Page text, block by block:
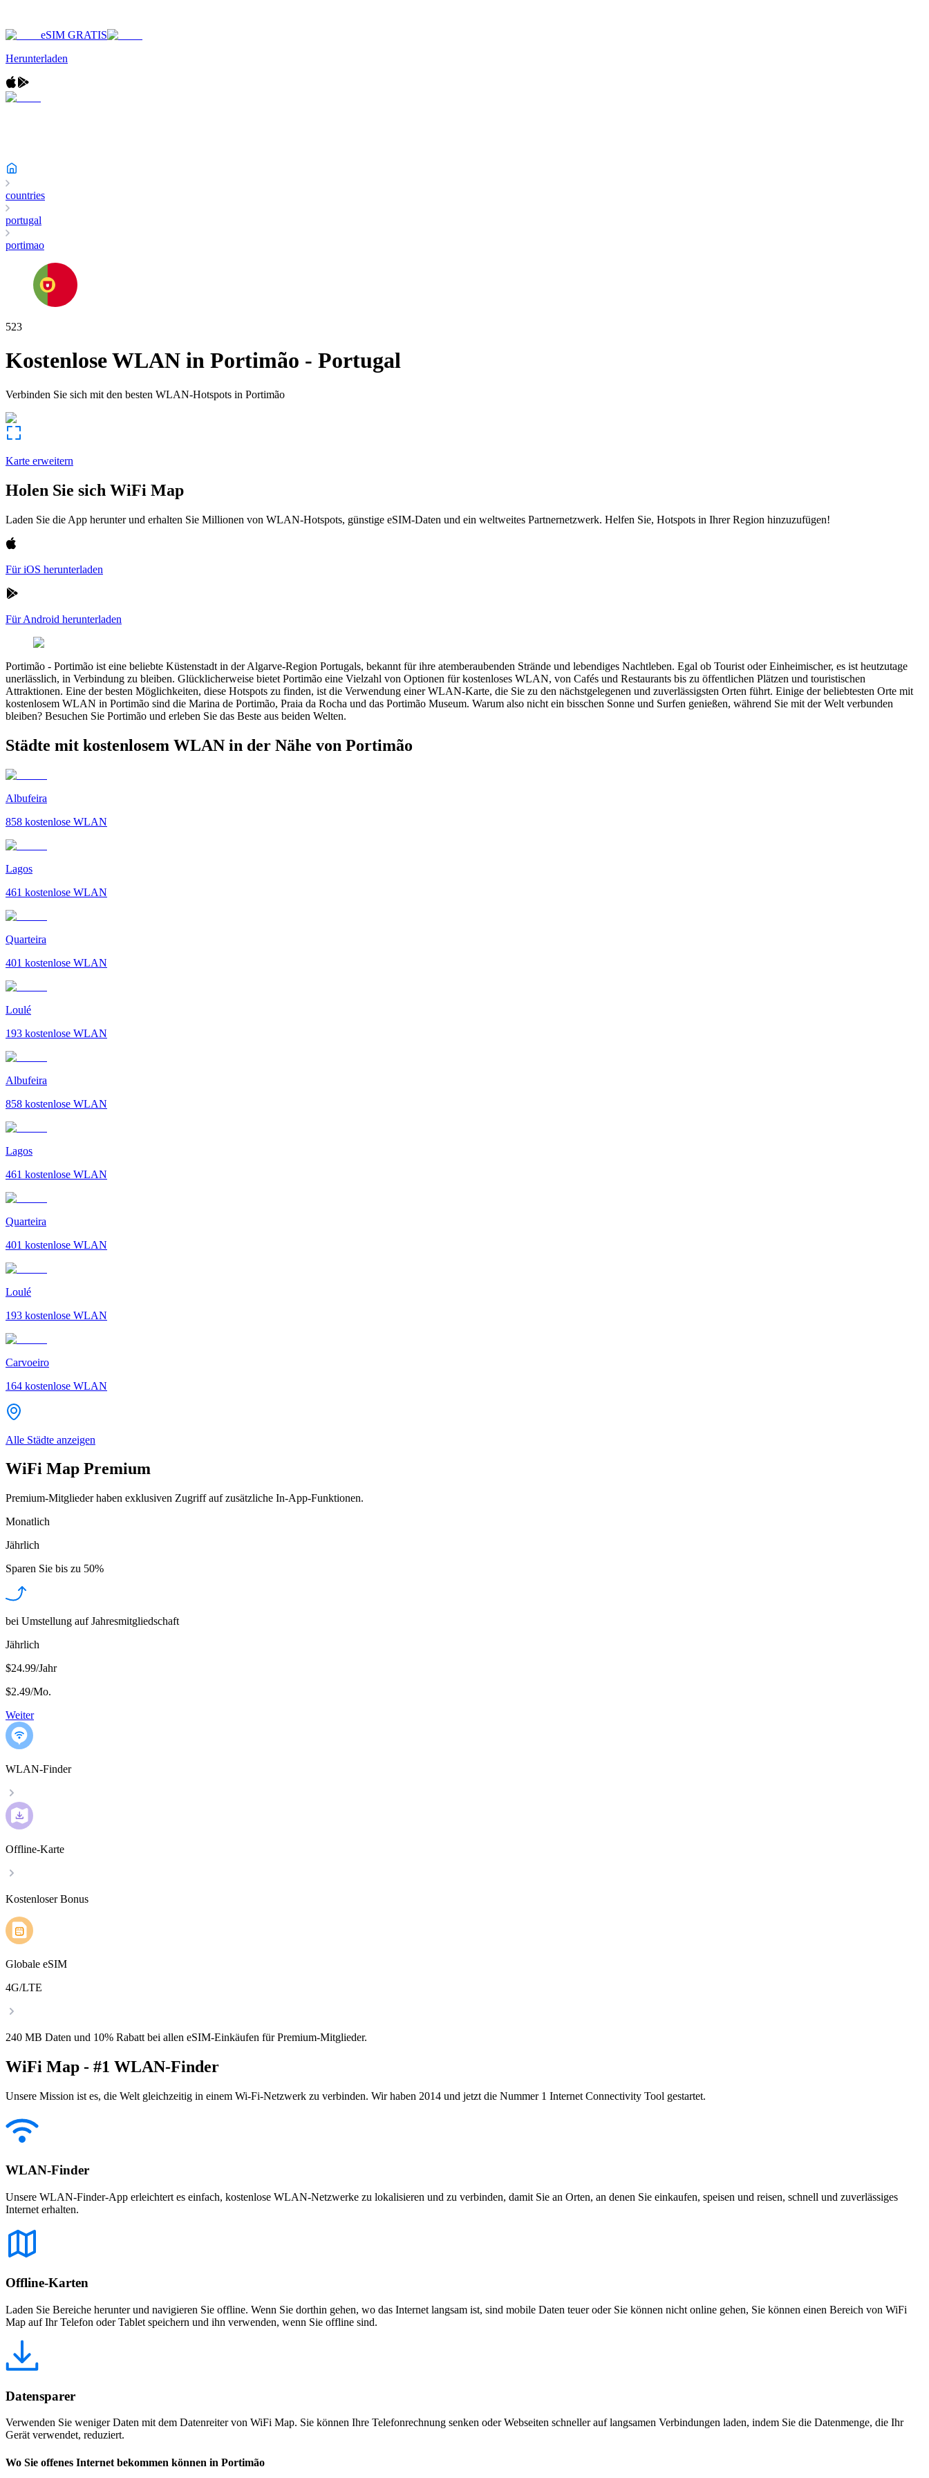
eSIM GRATIS
Herunterladen
countries
portugal
portimao
523
Kostenlose WLAN in Portimão - Portugal
Verbinden Sie sich mit den besten WLAN-Hotspots in Portimão
Karte erweitern
Holen Sie sich WiFi Map
Laden Sie die App herunter und erhalten Sie Millionen von WLAN-Hotspots, günstige eSIM-Daten und ein weltweites Partnernetzwerk. Helfen Sie, Hotspots in Ihrer Region hinzuzufügen!
Für iOS herunterladen
Für Android herunterladen
Portimão - Portimão ist eine beliebte Küstenstadt in der Algarve-Region Portugals, bekannt für ihre atemberaubenden Strände und lebendiges Nachtleben. Egal ob Tourist oder Einheimischer, es ist heutzutage
unerlässlich, in Verbindung zu bleiben. Glücklicherweise bietet Portimão eine Vielzahl von Optionen für kostenloses WLAN, von Cafés und Restaurants bis zu öffentlichen Plätzen und touristischen
Attraktionen. Eine der besten Möglichkeiten, diese Hotspots zu finden, ist die Verwendung einer WLAN-Karte, die Sie zu den nächstgelegenen und zuverlässigsten Orten führt. Einige der beliebtesten Orte mit
kostenlosem WLAN in Portimão sind die Marina de Portimão, Praia da Rocha und das Portimão Museum. Warum also nicht ein bisschen Sonne und Surfen genießen, während Sie mit der Welt verbunden
bleiben? Besuchen Sie Portimão und erleben Sie das Beste aus beiden Welten.
Städte mit kostenlosem WLAN in der Nähe von Portimão
Albufeira
858 kostenlose WLAN
Lagos
461 kostenlose WLAN
Quarteira
401 kostenlose WLAN
Loulé
193 kostenlose WLAN
Albufeira
858 kostenlose WLAN
Lagos
461 kostenlose WLAN
Quarteira
401 kostenlose WLAN
Loulé
193 kostenlose WLAN
Carvoeiro
164 kostenlose WLAN
Alle Städte anzeigen
WiFi Map Premium
Premium-Mitglieder haben exklusiven Zugriff auf zusätzliche In-App-Funktionen.
Monatlich
Jährlich
Sparen Sie bis zu 50%
bei Umstellung auf Jahresmitgliedschaft
Jährlich
$24.99/Jahr
$2.49/Mo.
Weiter
WLAN-Finder
Offline-Karte
Kostenloser Bonus
Globale eSIM
4G/LTE
240 MB Daten und 10% Rabatt bei allen eSIM-Einkäufen für Premium-Mitglieder.
WiFi Map - #1 WLAN-Finder
Unsere Mission ist es, die Welt gleichzeitig in einem Wi-Fi-Netzwerk zu verbinden. Wir haben 2014 und jetzt die Nummer 1 Internet Connectivity Tool gestartet.
WLAN-Finder
Unsere WLAN-Finder-App erleichtert es einfach, kostenlose WLAN-Netzwerke zu lokalisieren und zu verbinden, damit Sie an Orten, an denen Sie einkaufen, speisen und reisen, schnell und zuverlässiges
Internet erhalten.
Offline-Karten
Laden Sie Bereiche herunter und navigieren Sie offline. Wenn Sie dorthin gehen, wo das Internet langsam ist, sind mobile Daten teuer oder Sie können nicht online gehen, Sie können einen Bereich von WiFi
Map auf Ihr Telefon oder Tablet speichern und ihn verwenden, wenn Sie offline sind.
Datensparer
Verwenden Sie weniger Daten mit dem Datenreiter von WiFi Map. Sie können Ihre Telefonrechnung senken oder Webseiten schneller auf langsamen Verbindungen laden, indem Sie die Datenmenge, die Ihr
Gerät verwendet, reduziert.
Wo Sie offenes Internet bekommen können in Portimão